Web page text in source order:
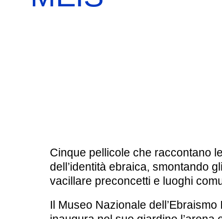
BOOKSHOP
CALENDARIO & FESTIVITÀ
OGGETTI & SIMBOLI
#ITALIAEBRAICA
Cinque pellicole che raccontano
dell’identità ebraica, smontando
vacillare preconcetti e luoghi
Il Museo Nazionale